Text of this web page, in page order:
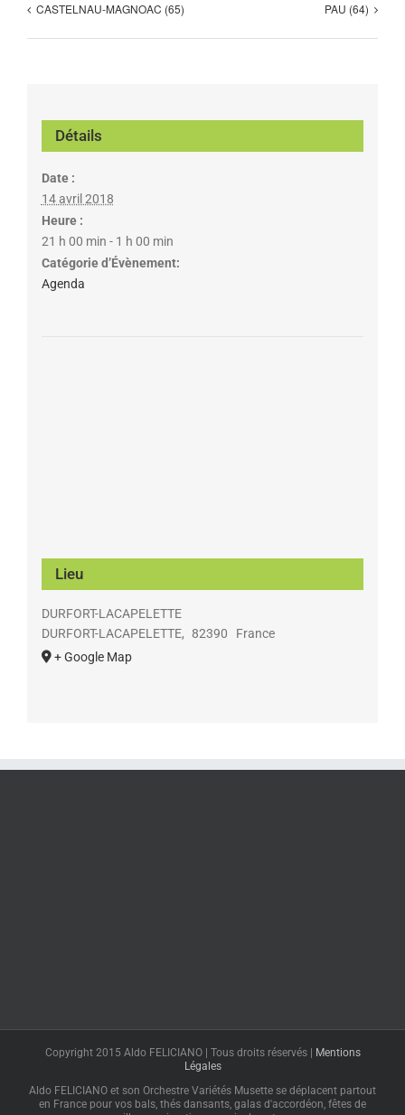
CASTELNAU-MAGNOAC (65) PAU (64)
Détails
Date :
14 avril 2018
Heure :
21 h 00 min - 1 h 00 min
Catégorie d’Évènement:
Agenda
Lieu
DURFORT-LACAPELETTE
DURFORT-LACAPELETTE, 82390
France
+ Google Map
Copyright 2015 Aldo FELICIANO | Tous droits réservés |
Mentions
Légales
Aldo FELICIANO et son Orchestre Variétés Musette se déplacent partout
en France pour vos bals, thés dansants, galas d'accordéon, fêtes de